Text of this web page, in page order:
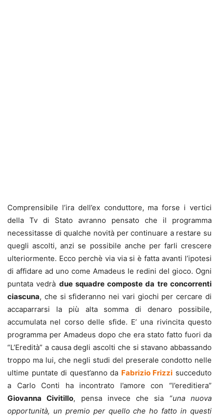
Comprensibile l’ira dell’ex conduttore, ma forse i vertici
della Tv di Stato avranno pensato che il programma
necessitasse di qualche novità per continuare a restare su
quegli ascolti, anzi se possibile anche per farli crescere
ulteriormente. Ecco perchè via via si è fatta avanti l’ipotesi
di affidare ad uno come Amadeus le redini del gioco. Ogni
puntata vedrà due squadre composte da tre concorrenti
ciascuna, che si sfideranno nei vari giochi per cercare di
accaparrarsi la più alta somma di denaro possibile,
accumulata nel corso delle sfide. E’ una rivincita questo
programma per Amadeus dopo che era stato fatto fuori da
“L’Eredità” a causa degli ascolti che si stavano abbassando
troppo ma lui, che negli studi del preserale condotto nelle
ultime puntate di quest’anno da Fabrizio Frizzi succeduto
a Carlo Conti ha incontrato l’amore con “l’ereditiera”
Giovanna Civitillo, pensa invece che sia “una nuova
opportunità, un premio per quello che ho fatto in questi